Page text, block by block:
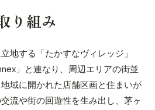
り組み
地する「たかすなヴィレッジ」
」と連なり、周辺エリアの街並
域に開かれた店舗区画と住まいが
流や街の回遊性を生み出し、茅ヶ